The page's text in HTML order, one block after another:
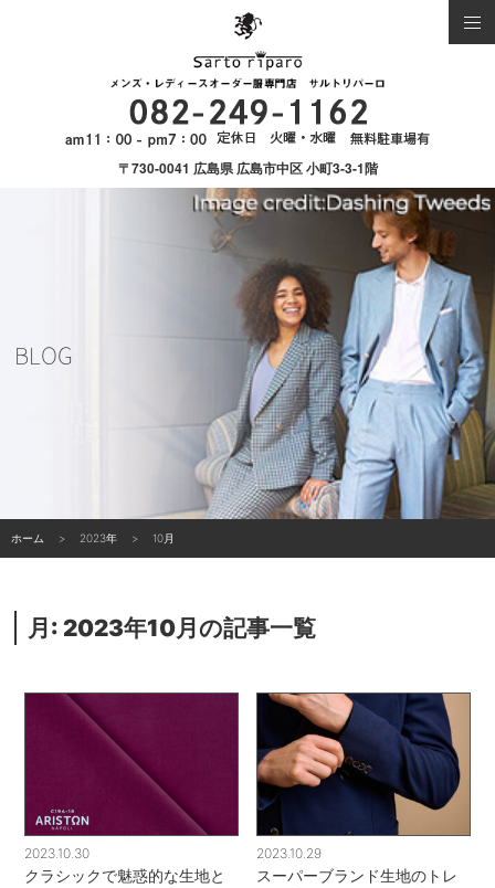
〒730-0041 広島県 広島市中区 小町3-3-1階
BLOG
ホーム 2023年 10月
月:2023年10月の記事一覧
2023.10.30
クラシックで魅惑的な生地と
2023.10.29
スーパーブランド生地のトレ